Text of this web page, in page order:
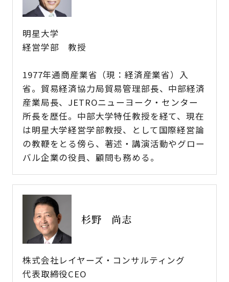
明星大学
経営学部 教授
1977年通商産業省（現：経済産業省）入
省。貿易経済協力局貿易管理部長、中部経済
産業局長、JETROニューヨーク・センター
所長を歴任。中部大学特任教授を経て、現在
は明星大学経営学部教授、として国際経営論
の教鞭をとる傍ら、著述・講演活動やグロー
バル企業の役員、顧問も務める。
杉野 尚志
株式会社レイヤーズ・コンサルティング
代表取締役CEO